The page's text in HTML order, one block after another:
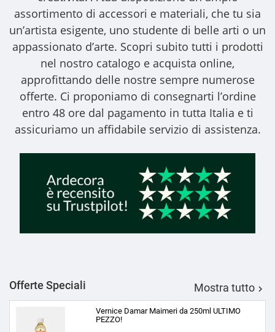
assortimento di accessori e materiali, che tu sia
un’artista esigente, uno studente di belle arti o un
appassionato d’arte. Scopri subito tutti i prodotti
nel nostro catalogo e acquista online,
approfittando delle nostre sempre numerose
offerte. Ci proponiamo di consegnarti l’ordine
entro 48 ore dal pagamento in tutta Italia e ti
assicuriamo un affidabile servizio di assistenza.
Offerte Speciali Mostra tutto 
Vernice Damar Maimeri da 250ml ULTIMO
PEZZO!